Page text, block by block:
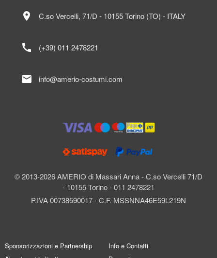
© 2013-2026 AMERIO di Massari Anna - C.so Vercelli 71/D
- 10155 Torino - 011 2478221
P.IVA 00738590017 - C.F. MSSNNA46E59L219N
location_on C.so Vercelli, 71/D - 10155 Torino (TO) - ITALY
call (+39) 011 2478221
mail info@amerio-costumi.com
Sponsorizzazioni e Partnership
Info e Contatti